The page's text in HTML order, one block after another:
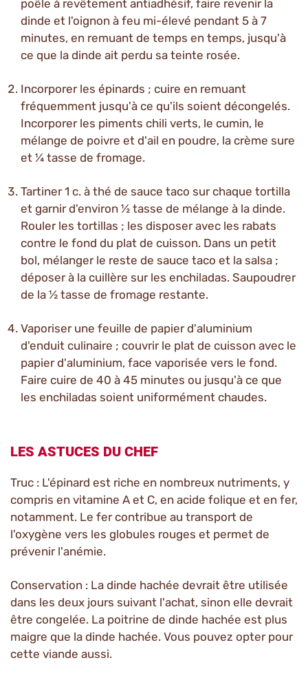
poêle à revêtement antiadhésif, faire revenir la
dinde et l'oignon à feu mi-élevé pendant 5 à 7
minutes, en remuant de temps en temps, jusqu'à
ce que la dinde ait perdu sa teinte rosée.
Incorporer les épinards ; cuire en remuant
fréquemment jusqu'à ce qu'ils soient décongelés.
Incorporer les piments chili verts, le cumin, le
mélange de poivre et d'ail en poudre, la crème sure
et ¼ tasse de fromage.
Tartiner 1 c. à thé de sauce taco sur chaque tortilla
et garnir d'environ ½ tasse de mélange à la dinde.
Rouler les tortillas ; les disposer avec les rabats
contre le fond du plat de cuisson. Dans un petit
bol, mélanger le reste de sauce taco et la salsa ;
déposer à la cuillère sur les enchiladas. Saupoudrer
de la ½ tasse de fromage restante.
Vaporiser une feuille de papier d'aluminium
d'enduit culinaire ; couvrir le plat de cuisson avec le
papier d'aluminium, face vaporisée vers le fond.
Faire cuire de 40 à 45 minutes ou jusqu'à ce que
les enchiladas soient uniformément chaudes.
LES ASTUCES DU CHEF
Truc : L'épinard est riche en nombreux nutriments, y
compris en vitamine A et C, en acide folique et en fer,
notamment. Le fer contribue au transport de
l'oxygène vers les globules rouges et permet de
prévenir l'anémie.
Conservation : La dinde hachée devrait être utilisée
dans les deux jours suivant l'achat, sinon elle devrait
être congelée. La poitrine de dinde hachée est plus
maigre que la dinde hachée. Vous pouvez opter pour
cette viande aussi.